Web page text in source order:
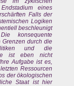
eines
Falls der
Logiken
beschleunigt
konsequente
Grenzen durch die
und die
ist eben nicht
Aufgabe ist es,
Ressourcen
der ökologischen
Staat ist hier